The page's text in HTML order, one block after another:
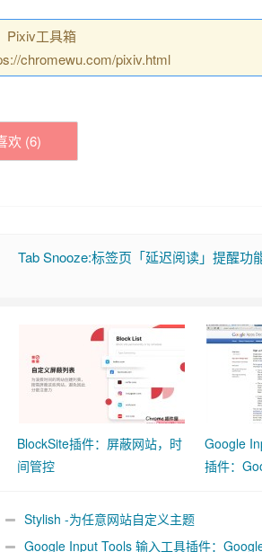
Pixiv工具箱
chromewu.com/pixiv.html
欢 (6)
Tab Snooze:标签页「延迟阅读」提醒功
BlockSite插件：屏蔽网站，时
间管控
Google
插件：
Stylish -为任意网站自定义主题
Google Input Tools 输入工具插件：